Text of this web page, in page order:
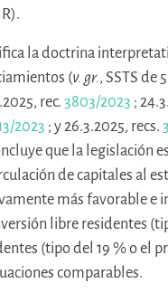
la doctrina
(v. gr., SSTS de
rec. 3803/2023 ;
2023 ; y 26.3.2025, recs.
que la legislación
de capitales al
más favorable e
libre residentes
(tipo del 19 % o el
comparables.